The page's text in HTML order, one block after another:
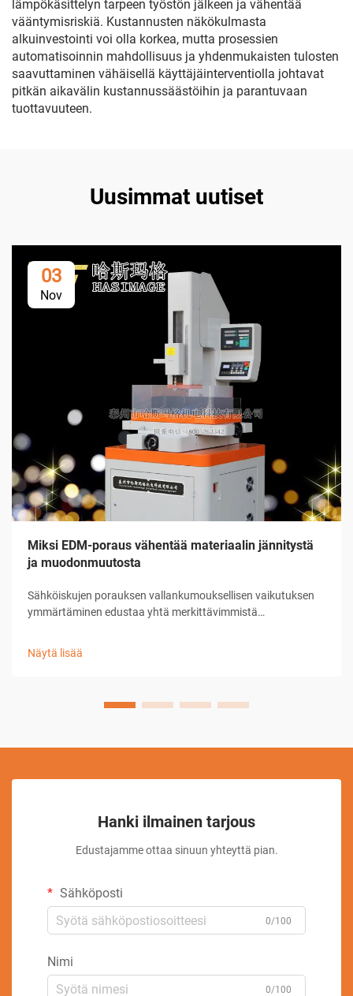
lämpökäsittelyn tarpeen työstön jälkeen ja vähentää
vääntymisriskiä. Kustannusten näkökulmasta
alkuinvestointi voi olla korkea, mutta prosessien
automatisoinnin mahdollisuus ja yhdenmukaisten tulosten
saavuttaminen vähäisellä käyttäjäinterventiolla johtavat
pitkän aikavälin kustannussäästöihin ja parantuvaan
tuottavuuteen.
Uusimmat uutiset
03
Nov
Miksi EDM-poraus vähentää materiaalin jännitystä
ja muodonmuutosta
Sähköiskujen porauksen vallankumouksellisen vaikutuksen
ymmärtäminen edustaa yhtä merkittävimmistä
teollisuudet suhtautuvat esimerkiksi ennen ...
Näytä lisää
Hanki ilmainen tarjous
Edustajamme ottaa sinuun yhteyttä pian.
Sähköposti
0/100
Nimi
0/100